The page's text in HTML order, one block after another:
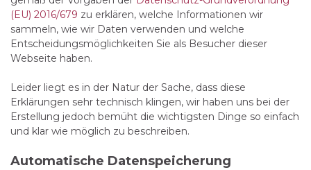
(EU) 2016/679 zu erklären, welche Informationen wir
sammeln, wie wir Daten verwenden und welche
Entscheidungsmöglichkeiten Sie als Besucher dieser
Webseite haben.
Leider liegt es in der Natur der Sache, dass diese
Erklärungen sehr technisch klingen, wir haben uns bei der
Erstellung jedoch bemüht die wichtigsten Dinge so einfach
und klar wie möglich zu beschreiben.
Automatische Datenspeicherung